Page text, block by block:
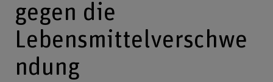
gegen die
Lebensmittelverschwe
ndung